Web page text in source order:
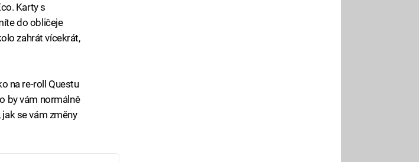
Karty s
do obličeje
zahrát vícekrát,
na re-roll Questu
by vám normálně
se vám změny